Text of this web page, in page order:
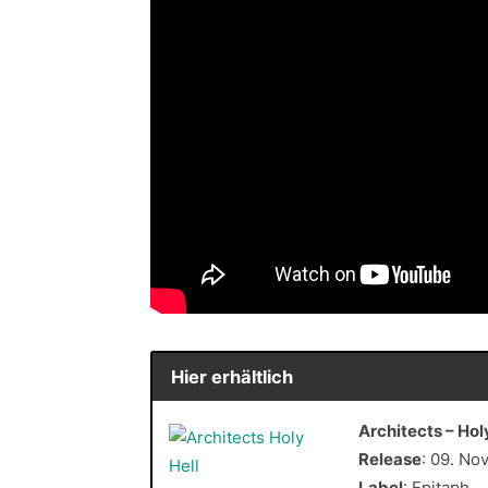
Hier erhältlich
Architects –
Release: 09.